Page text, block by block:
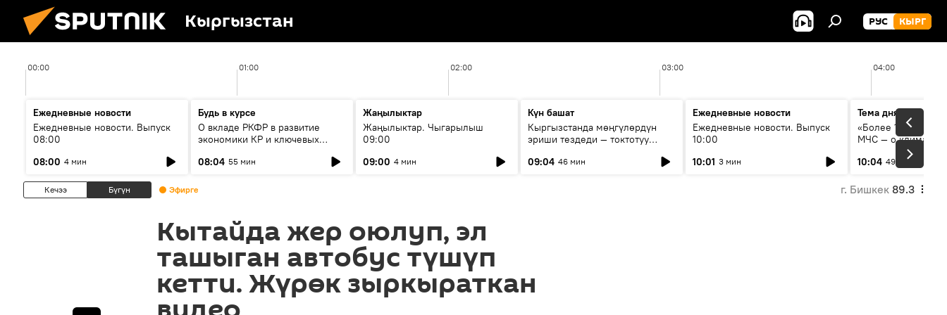
Кыргызстан РУС КЫРГ
00:00 01:00 02:00 03:00 04:00
Ежедневные новости
Ежедневные новости. Выпуск
08:00
08:00 4 мин
Будь в курсе
О вкладе РКФР в развитие
экономики КР и ключевых
08:04 55 мин
Жаңылыктар
Жаңылыктар. Чыгарылыш
09:00
09:00 4 мин
Күн башат
Кыргызстанда мөңгүлөрдүн
эриши тездеди — токтотуу
09:04 46 мин
Ежедневные новости
Ежедневные новости. Выпуск
10:00
10:01 3 мин
Тема дня
«Более 1200 сёл в
МЧС — о климате,
системе
населения
10:04 49 мин
Кечээ Бүгүн Эфирге г. Бишкек 89.3
Кытайда жер оюлуп, эл
ташыган автобус түшүп
кетти. Жүрөк зыркыраткан